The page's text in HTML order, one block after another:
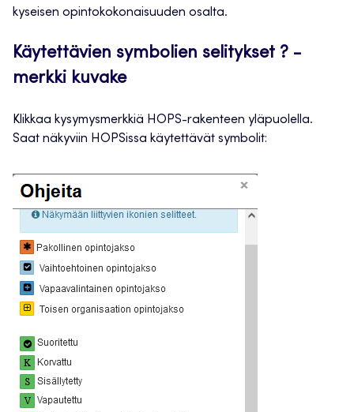
kyseisen opintokokonaisuuden osalta.
Käytettävien symbolien selitykset ? -
merkki kuvake
Klikkaa kysymysmerkkiä HOPS-rakenteen yläpuolella.
Saat näkyviin HOPSissa käytettävät symbolit: